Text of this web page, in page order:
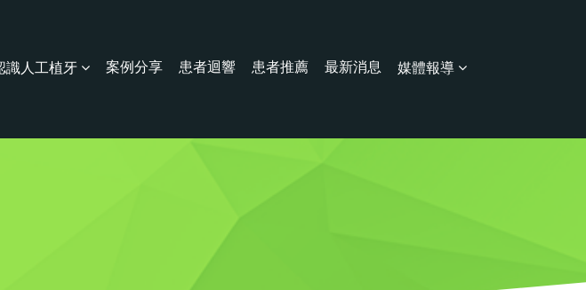
識人工植牙 案例分享 患者迴響 患者推薦 最新消息
媒體報導